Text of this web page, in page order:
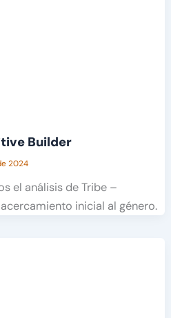
Builder
2024
el análisis de Tribe –
inicial al género.